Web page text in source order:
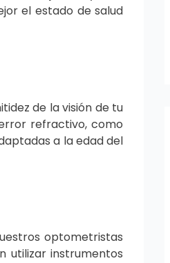
el estado de salud
de la visión de tu
refractivo, como
a la edad del
optometristas
utilizar instrumentos